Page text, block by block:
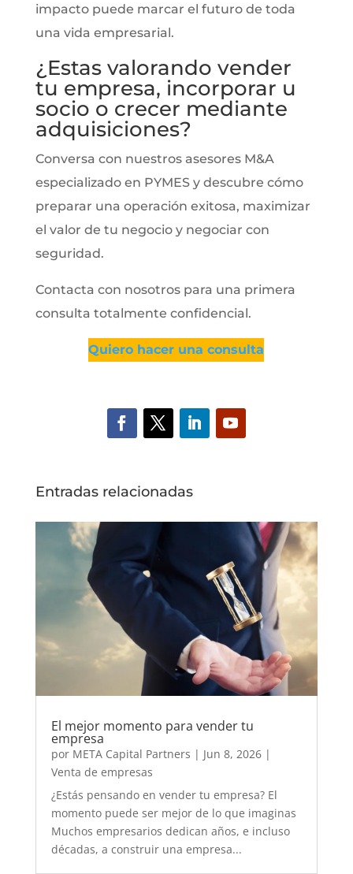
impacto puede marcar el futuro de toda
una vida empresarial.
¿Estas valorando vender
tu empresa, incorporar u
socio o crecer mediante
adquisiciones?
Conversa con nuestros asesores M&A
especializado en PYMES y descubre cómo
preparar una operación exitosa, maximizar
el valor de tu negocio y negociar con
seguridad.
Contacta con nosotros para una primera
consulta totalmente confidencial.
Quiero hacer una consulta
Entradas relacionadas
El mejor momento para vender tu
empresa
por META Capital Partners | Jun 8, 2026|
Venta de empresas
¿Estás pensando en vender tu empresa? El
momento puede ser mejor de lo que imaginas
Muchos empresarios dedican años, e incluso
décadas, a construir una empresa...